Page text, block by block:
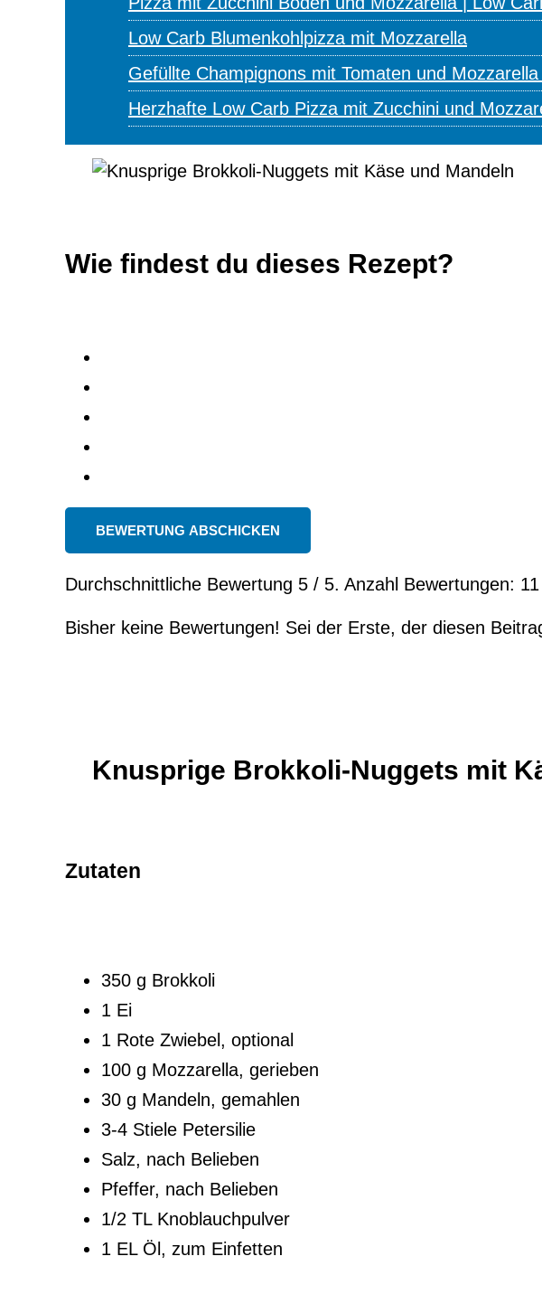
Low Carb Blumenkohlpizza mit Mozzarella
Gefüllte Champignons mit Tomaten und
Herzhafte Low Carb Pizza mit Zucchini und
Wie findest du dieses Rezept?
BEWERTUNG ABSCHICKEN
Durchschnittliche Bewertung 5 / 5. Anzahl Bewertungen: 11
Bisher keine Bewertungen! Sei der Erste, der diesen
Knusprige Brokkoli-Nuggets mit
Zutaten
350 g Brokkoli
1 Ei
1 Rote Zwiebel, optional
100 g Mozzarella, gerieben
30 g Mandeln, gemahlen
3-4 Stiele Petersilie
Salz, nach Belieben
Pfeffer, nach Belieben
1/2 TL Knoblauchpulver
1 EL Öl, zum Einfetten